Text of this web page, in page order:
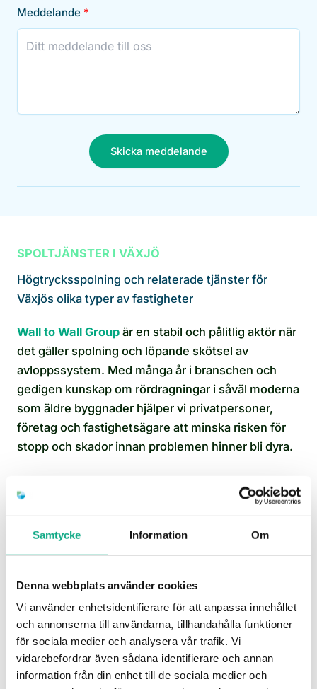
Samtycke Information Om
Denna webbplats använder cookies
Vi använder enhetsidentifierare för att anpassa innehållet
och annonserna till användarna, tillhandahålla funktioner
för sociala medier och analysera vår trafik. Vi
vidarebefordrar även sådana identifierare och annan
information från din enhet till de sociala medier och
Meddelande
Skicka meddelande
SPOLTJÄNSTER I VÄXJÖ
Högtrycksspolning och relaterade tjänster för
Växjös olika typer av fastigheter
Wall to Wall Group är en stabil och pålitlig aktör när
det gäller spolning och löpande skötsel av
avloppssystem. Med många år i branschen och
gedigen kunskap om rördragningar i såväl moderna
som äldre byggnader hjälper vi privatpersoner,
företag och fastighetsägare att minska risken för
stopp och skador innan problemen hinner bli dyra.
Vi arbetar med fullt utrustade spol- och sugbilar,
och insatserna utförs av rutinerade tekniker inom
ansvarskedja och en smidig process, från första
samtalet till att arbetet är klart och kontrollerat.